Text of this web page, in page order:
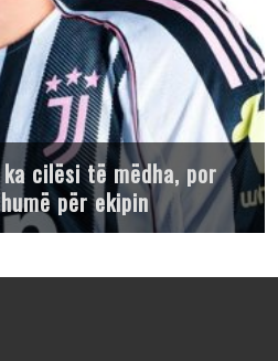
cilësi të mëdha, por
për ekipin